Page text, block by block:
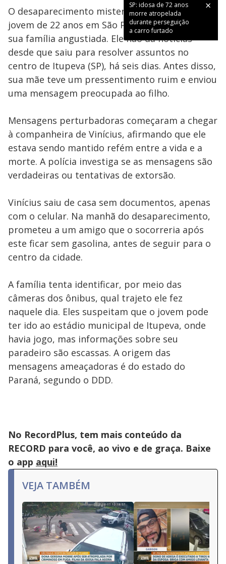
SP: idosa de 72 anos
morre atropelada
durante perseguição
a carro furtado
O desaparecimento misterioso de Vinícius, um
jovem de 22 anos em São Paulo, tem deixado
sua família angustiada. Ele não dá notícias
desde que saiu para resolver assuntos no
centro de Itupeva (SP), há seis dias. Antes disso,
sua mãe teve um pressentimento ruim e enviou
uma mensagem preocupada ao filho.
Mensagens perturbadoras começaram a chegar
à companheira de Vinícius, afirmando que ele
estava sendo mantido refém entre a vida e a
morte. A polícia investiga se as mensagens são
verdadeiras ou tentativas de extorsão.
Vinícius saiu de casa sem documentos, apenas
com o celular. Na manhã do desaparecimento,
prometeu a um amigo que o socorreria após
este ficar sem gasolina, antes de seguir para o
centro da cidade.
A família tenta identificar, por meio das
câmeras dos ônibus, qual trajeto ele fez
naquele dia. Eles suspeitam que o jovem pode
ter ido ao estádio municipal de Itupeva, onde
havia jogo, mas informações sobre seu
paradeiro são escassas. A origem das
mensagens ameaçadoras é do estado do
Paraná, segundo o DDD.
No RecordPlus, tem mais conteúdo da
RECORD para você, ao vivo e de graça. Baixe
o app aqui!
VEJA TAMBÉM